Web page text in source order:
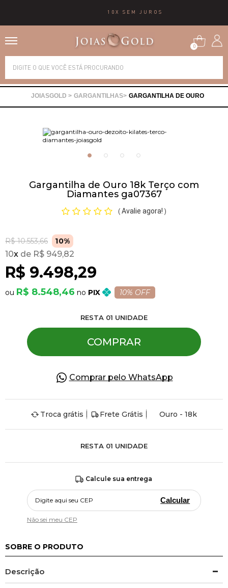
10X SEM JUROS
0
GARGANTILHAS GARGANTILHA DE OURO
Gargantilha de Ouro 18k Terço com
Diamantes ga07367
( Avalie agora! )
R$ 10.553,66 10%
R$ 9.498,29
10x R$ 949,82
R$ 8.548,46 PIX 10% OFF
RESTA 01 UNIDADE
COMPRAR
Comprar pelo WhatsApp
Troca grátis Frete Grátis Ouro - 18k
RESTA 01 UNIDADE
Calcule sua entrega
Calcular
Não sei meu CEP
SOBRE O PRODUTO
Descrição
Alianças
Brincos
Gargantilhas
Pulseiras
Piercing
Pedras Preciosas
Presente
OFERTAS